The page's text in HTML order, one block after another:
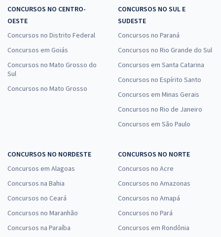
CONCURSOS NO CENTRO-
OESTE
Concursos no Distrito Federal
Concursos em Goiás
Concursos no Mato Grosso do
Sul
Concursos no Mato Grosso
CONCURSOS NO SUL E
SUDESTE
Concursos no Paraná
Concursos no Rio Grande do Sul
Concursos em Santa Catarina
Concursos no Espírito Santo
Concursos em Minas Gerais
Concursos no Rio de Janeiro
Concursos em São Paulo
CONCURSOS NO NORDESTE
Concursos em Alagoas
Concursos na Bahia
Concursos no Ceará
Concursos no Maranhão
Concursos na Paraíba
CONCURSOS NO NORTE
Concursos no Acre
Concursos no Amazonas
Concursos no Amapá
Concursos no Pará
Concursos em Rondônia